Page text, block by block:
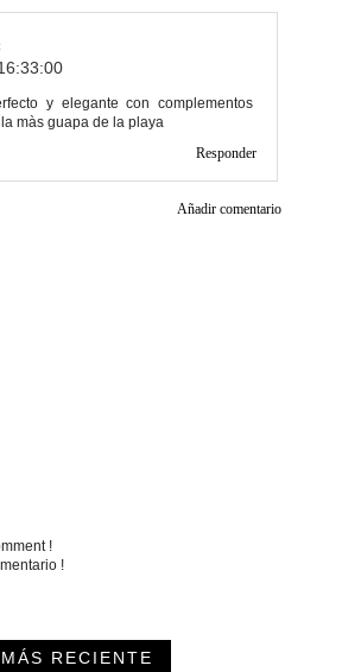
y elegante con complementos
màs guapa de la playa
Responder
Añadir comentario
!
!
RECIENTE